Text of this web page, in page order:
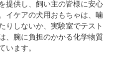
提供し、飼い主の皆様に安心
イケアの犬用おもちゃは、噛
りしないか、実験室でテスト
、腕に負担のかかる化学物質
います。